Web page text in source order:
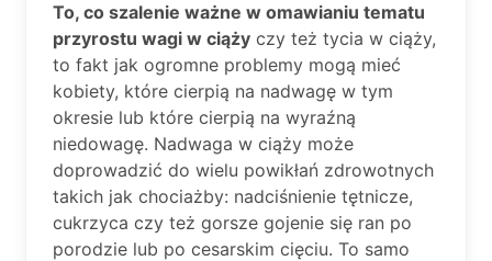
To, co szalenie ważne w omawianiu tematu
przyrostu wagi w ciąży czy też tycia w ciąży,
to fakt jak ogromne problemy mogą mieć
kobiety, które cierpią na nadwagę w tym
okresie lub które cierpią na wyraźną
niedowagę. Nadwaga w ciąży może
doprowadzić do wielu powikłań zdrowotnych
takich jak chociażby: nadciśnienie tętnicze,
cukrzyca czy też gorsze gojenie się ran po
porodzie lub po cesarskim cięciu. To samo